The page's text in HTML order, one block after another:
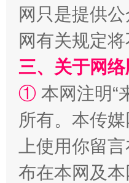
网只是提供
网有关规定
三、关于网络
① 本网注明“
所有。本传
上使用你留
布在本网及